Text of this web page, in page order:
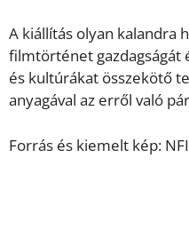
A kiállítás olyan kalandra
filmtörténet gazdagságát
és kultúrákat összekötő
anyagával az erről való
Forrás és kiemelt kép: